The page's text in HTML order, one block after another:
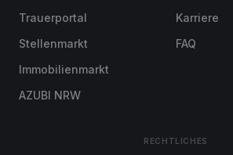
Trauerportal
Stellenmarkt
Immobilienmarkt
AZUBI NRW
Karriere
FAQ
RECHTLICHES